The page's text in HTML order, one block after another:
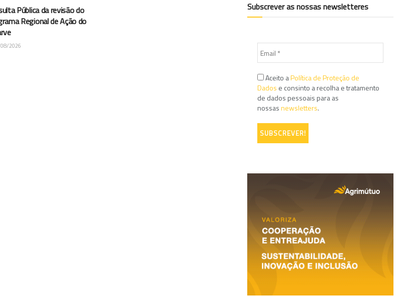
Pública da revisão do
Regional de Ação do
2026
Subscrever as nossas newsletteres
Aceito aPolítica de Proteção de
Dados e consinto a recolha e tratamento
de dados pessoais para as
nossasnewsletters.